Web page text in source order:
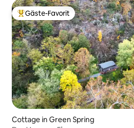
Beliebter Gäste-Favorit.
Gäste-Favorit
Cottage in Green Spring